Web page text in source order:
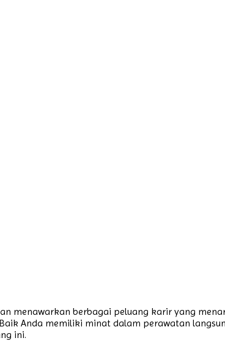
menawarkan berbagai peluang karir yang
Anda memiliki minat dalam perawatan
ini.